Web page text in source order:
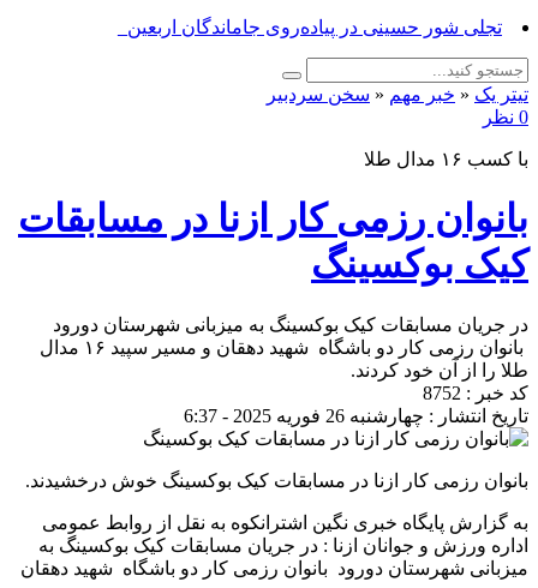
برگزا_
تیتر یک « خبر مهم « سخن سردبیر
0 نظر
با کسب ۱۶ مدال طلا
بانوان رزمی کار ازنا در مسابقات
کیک بوکسینگ
در جریان مسابقات کیک بوکسینگ به میزبانی شهرستان دورود
بانوان رزمی کار دو باشگاه شهید دهقان و مسیر سپید ۱۶ مدال
طلا را از آن خود کردند.
کد خبر : 8752
تاریخ انتشار : چهارشنبه 26 فوریه 2025 - 6:37
بانوان رزمی کار ازنا در مسابقات کیک بوکسینگ خوش درخشیدند.
به گزارش پایگاه خبری نگین اشترانکوه به نقل از روابط عمومی
اداره ورزش و جوانان ازنا : در جریان مسابقات کیک بوکسینگ به
میزبانی شهرستان دورود بانوان رزمی کار دو باشگاه شهید دهقان